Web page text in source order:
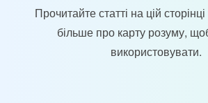
Прочитайте статті на цій
більше про карту розуму,
використовувати.